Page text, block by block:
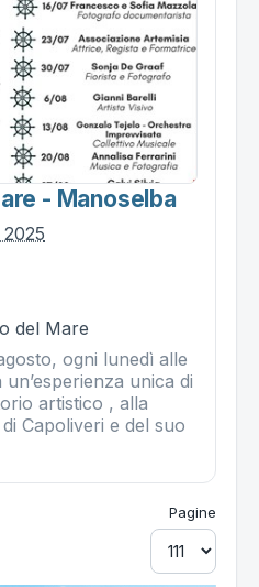
- Manoselba
del Mare
ogni lunedì alle
unica di
artistico , alla
Capoliveri e del suo
Pagine